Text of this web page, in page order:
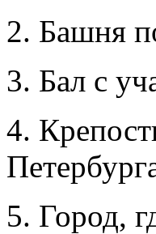
2. Башня
3. Бал с
4.
5. Город,